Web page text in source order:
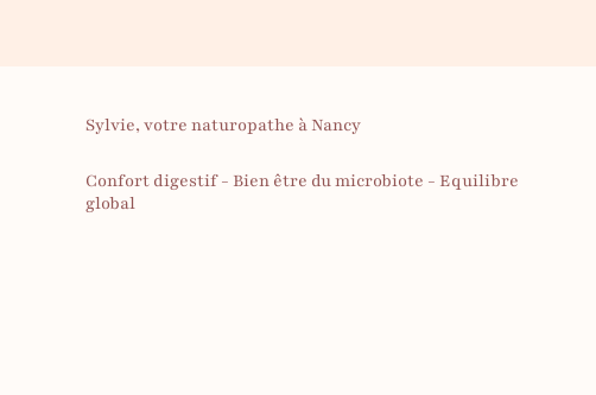
Sylvie, votre naturopathe à Nancy
Confort digestif - Bien être du microbiote - Equilibre
global